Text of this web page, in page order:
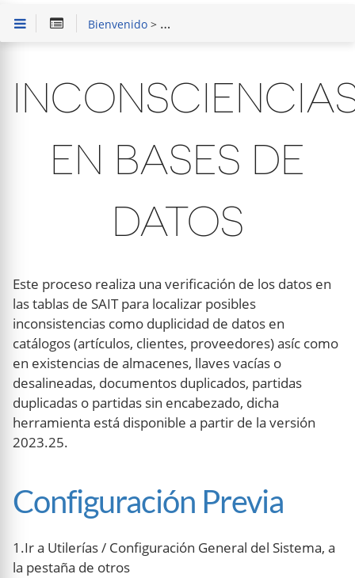
Bienvenido> Solución de Problemas
EN BASES DE
DATOS
Este proceso realiza una verificación de los datos en
las tablas de SAIT para localizar posibles
inconsistencias como duplicidad de datos en
catálogos (artículos, clientes, proveedores) asíc como
en existencias de almacenes, llaves vacías o
desalineadas, documentos duplicados, partidas
duplicadas o partidas sin encabezado, dicha
herramienta está disponible a partir de la versión
2023.25.
Configuración Previa
1.Ir a Utilerías / Configuración General del Sistema, a
la pestaña de otros